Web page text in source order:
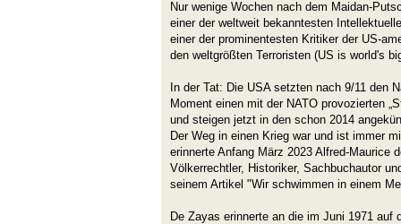
Nur wenige Wochen nach dem Maidan-
einer der weltweit bekanntesten
einer der prominentesten Kritiker der US-
den weltgrößten Terroristen (US is world's
In der Tat: Die USA setzten nach 9/11 den
Moment einen mit der NATO provozierten
und steigen jetzt in den schon 2014
Der Weg in einen Krieg war und ist immer
erinnerte Anfang März 2023 Alfred-Maurice
Völkerrechtler, Historiker, Sachbuchautor
seinem Artikel "Wir schwimmen in einem
De Zayas erinnerte an die im Juni 1971 auf